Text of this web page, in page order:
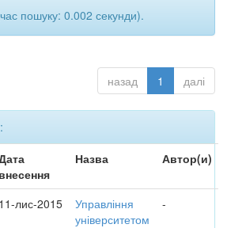
пошуку: 0.002 секунди).
назад 1 далі
внесення
Назва Автор(и)
11-лис-2015
Управління
університетом
-